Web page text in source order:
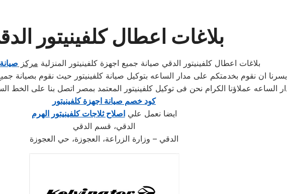
بلاغات اعطال كلفينيتور
بلاغات اعطال كلفينيتور الدقي صيانة جميع اجهزة كلفينيتور المنزلية مركز
يسرنا ان نقوم بخدمتكم على مدار الساعه بتوكيل صيانة كلفينيتور حيث نقوم بصيانة
كود خصم صيانة اجهزة كلفينيتور
ايضا نعمل علياصلاح ثلاجات كلفينيتور الهرم
الدقي، قسم الدقي
الدقي – وزارة الزراعة، العجوزة، حي العجوزة